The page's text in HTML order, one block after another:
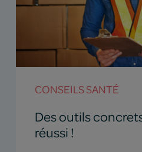
CONSEILS SANTÉ
Des outils
réussi !